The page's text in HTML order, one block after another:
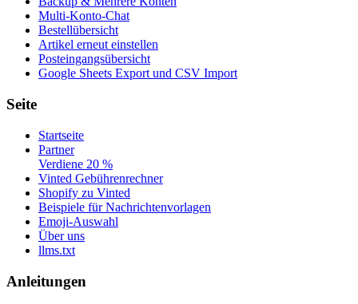
Multi-Konto-Chat
Bestellübersicht
Artikel erneut einstellen
Posteingangsübersicht
Google Sheets Export und CSV Import
Seite
Startseite
Partner
Verdiene 20 %
Vinted Gebührenrechner
Shopify zu Vinted
Beispiele für Nachrichtenvorlagen
Emoji-Auswahl
Über uns
llms.txt
Anleitungen